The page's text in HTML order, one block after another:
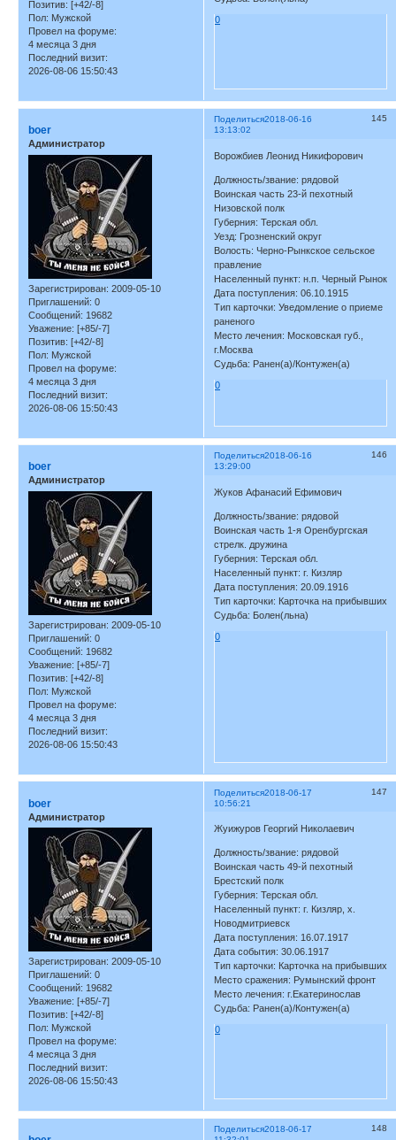
Позитив: [+42/-8]
Пол: Мужской
Провел на форуме:
4 месяца 3 дня
Последний визит:
2026-08-06 15:50:43
0
Поделиться 145
2018-06-16
13:13:02
boer
Администратор
Зарегистрирован: 2009-05-10
Приглашений: 0
Сообщений: 19682
Уважение: [+85/-7]
Позитив: [+42/-8]
Пол: Мужской
Провел на форуме:
4 месяца 3 дня
Последний визит:
2026-08-06 15:50:43
Ворожбиев Леонид Никифорович
Должность/звание: рядовой
Воинская часть 23-й пехотный
Низовской полк
Губерния: Терская обл.
Уезд: Грозненский округ
Волость: Черно-Рынкское сельское
правление
Населенный пункт: н.п. Черный Рынок
Дата поступления: 06.10.1915
Тип карточки: Уведомление о приеме
раненого
Место лечения: Московская губ.,
г.Москва
Судьба: Ранен(а)/Контужен(а)
0
Поделиться 146
2018-06-16
13:29:00
boer
Администратор
Зарегистрирован: 2009-05-10
Приглашений: 0
Сообщений: 19682
Уважение: [+85/-7]
Позитив: [+42/-8]
Пол: Мужской
Провел на форуме:
4 месяца 3 дня
Последний визит:
2026-08-06 15:50:43
Жуков Афанасий Ефимович
Должность/звание: рядовой
Воинская часть 1-я Оренбургская
стрелк. дружина
Губерния: Терская обл.
Населенный пункт: г. Кизляр
Дата поступления: 20.09.1916
Тип карточки: Карточка на прибывших
Судьба: Болен(льна)
0
Поделиться 147
2018-06-17
10:56:21
boer
Администратор
Зарегистрирован: 2009-05-10
Приглашений: 0
Сообщений: 19682
Уважение: [+85/-7]
Позитив: [+42/-8]
Пол: Мужской
Провел на форуме:
4 месяца 3 дня
Последний визит:
2026-08-06 15:50:43
Жуижуров Георгий Николаевич
Должность/звание: рядовой
Воинская часть 49-й пехотный
Брестский полк
Губерния: Терская обл.
Населенный пункт: г. Кизляр, х.
Новодмитриевск
Дата поступления: 16.07.1917
Дата события: 30.06.1917
Тип карточки: Карточка на прибывших
Место сражения: Румынский фронт
Место лечения: г.Екатеринослав
Судьба: Ранен(а)/Контужен(а)
0
Поделиться 148
2018-06-17